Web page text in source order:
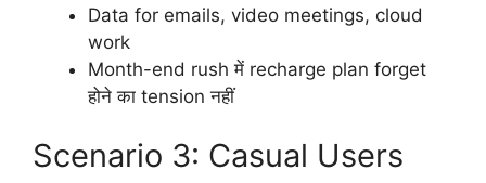
Data for emails, video meetings, cloud
work
Month-end rush में recharge plan forget
होने का tension नहीं
Scenario 3: Casual Users